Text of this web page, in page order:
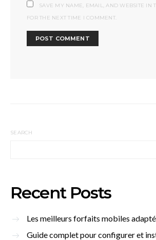
SAVE MY NAME, EMAIL, AND WEBSITE IN
FOR THE NEXT TIME I COMMENT.
SEARCH
Recent Posts
Les meilleurs forfaits mobiles
Guide complet pour configurer et